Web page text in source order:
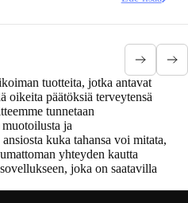
tuotteita, jotka antavat
oikeita päätöksiä terveytensä
tunnetaan
ja
kuka tahansa voi mitata,
yhteyden kautta
joka on saatavilla